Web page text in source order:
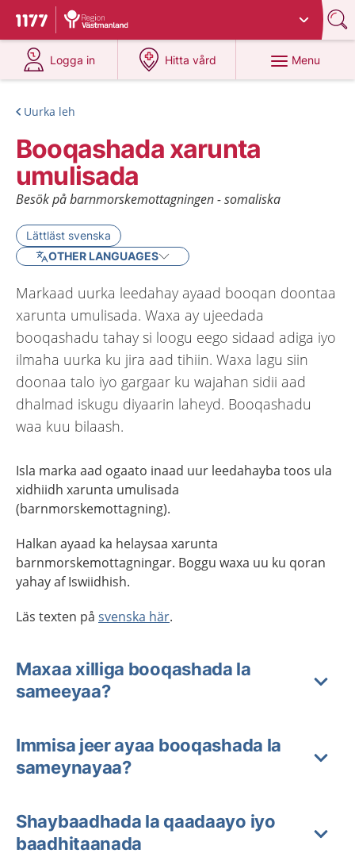
To start page for 1177
Du har valt region
Logga in
at 1177.se
Hitta vård
at 1177.se
Menu
Uurka leh
Booqashada xarunta
umulisada
Besök på barnmorskemottagningen - somaliska
Lättläst svenska
OTHER LANGUAGES
Markaad uurka leedahay ayaad booqan doontaa
xarunta umulisada. Waxa ay ujeedada
booqashadu tahay si loogu eego sidaad adiga iyo
ilmaha uurka ku jira aad tihiin. Waxa lagu siin
doonaa talo iyo gargaar ku wajahan sidii aad
dhalmad iskugu diyaarin laheyd. Booqashadu
waa kuu bilaash.
Isla marka aad ogaato inaad uur leedahayba toos ula
xidhiidh xarunta umulisada
(barnmorskemottagning).
Halkan ayaad ka helaysaa xarunta
barnmorskemottagningar. Boggu waxa uu ku qoran
yahay af Iswiidhish.
Läs texten på svenska här.
Maxaa xilliga booqashada la
sameeyaa?
Immisa jeer ayaa booqashada la
sameynayaa?
Shaybaadhada la qaadaayo iyo
baadhitaanada